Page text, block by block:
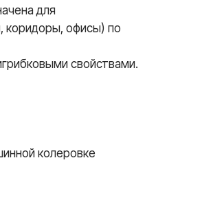
для
коридоры, офисы) по
свойствами.
колеровке